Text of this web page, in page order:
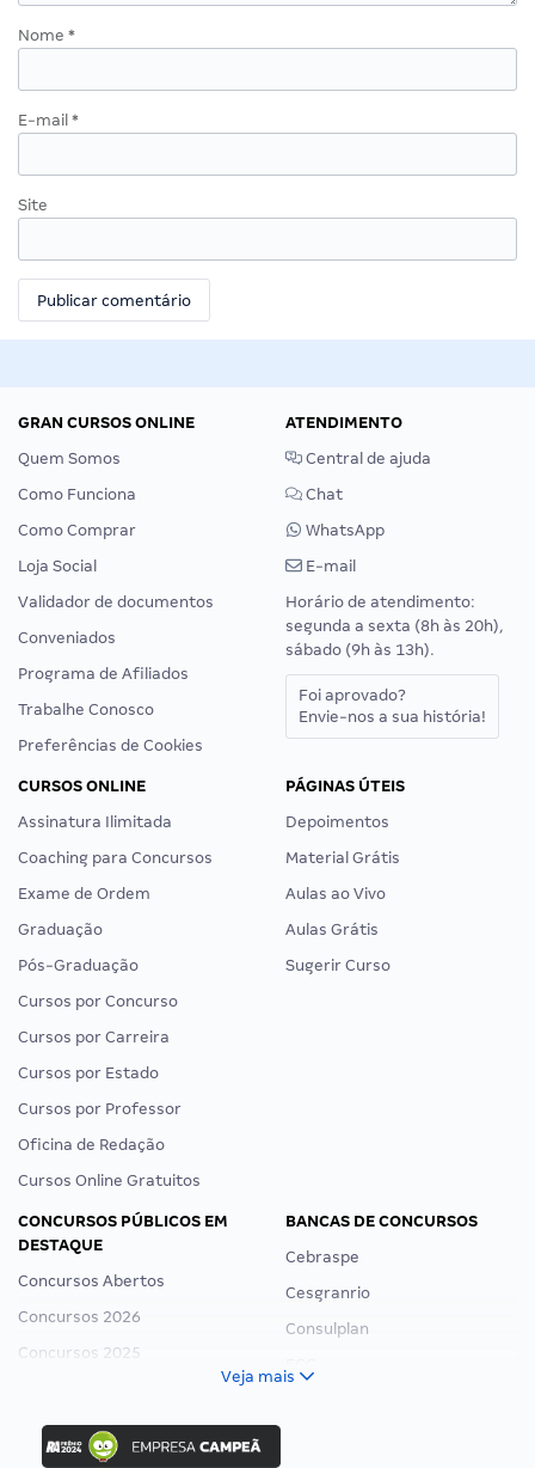
Nome *
E-mail *
Site
GRAN CURSOS ONLINE
Quem Somos
Como Funciona
Como Comprar
Loja Social
Validador de documentos
Conveniados
Programa de Afiliados
Trabalhe Conosco
Preferências de Cookies
ATENDIMENTO
Central de ajuda
Chat
WhatsApp
E-mail
Horário de atendimento:
segunda a sexta (8h às 20h),
sábado (9h às 13h).
Foi aprovado?
Envie-nos a sua história!
CURSOS ONLINE
Assinatura Ilimitada
Coaching para Concursos
Exame de Ordem
Graduação
Pós-Graduação
Cursos por Concurso
Cursos por Carreira
Cursos por Estado
Cursos por Professor
Oficina de Redação
Cursos Online Gratuitos
PÁGINAS ÚTEIS
Depoimentos
Material Grátis
Aulas ao Vivo
Aulas Grátis
Sugerir Curso
CONCURSOS PÚBLICOS EM
DESTAQUE
Concursos Abertos
Concursos 2026
Concursos 2025
Concurso Ibama
Concurso MPU
BANCAS DE CONCURSOS
Cebraspe
Cesgranrio
Consulplan
Veja mais